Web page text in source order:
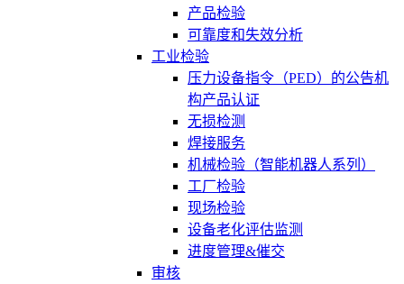
产品检验
可靠度和失效分析
工业检验
压力设备指令（PED）的公告机
构产品认证
无损检测
焊接服务
机械检验（智能机器人系列）
工厂检验
现场检验
设备老化评估监测
进度管理&催交
审核